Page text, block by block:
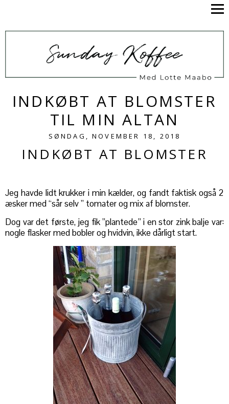
INDKØBT AT BLOMSTER
TIL MIN ALTAN
SØNDAG, NOVEMBER 18, 2018
INDKØBT AT BLOMSTER
Jeg havde lidt krukker i min kælder, og fandt faktisk også 2
æsker med “sår selv ” tomater og mix af blomster.
Dog var det første, jeg fik ”plantede” i en stor zink balje var:
nogle flasker med bobler og hvidvin, ikke dårligt start.